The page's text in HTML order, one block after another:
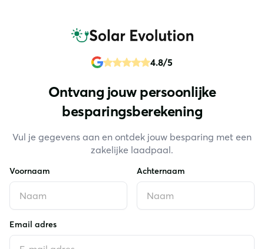
4.8/5
Ontvang jouw persoonlijke
besparingsberekening
Vul je gegevens aan en ontdek jouw besparing met een
zakelijke laadpaal.
Voornaam Achternaam
Email adres